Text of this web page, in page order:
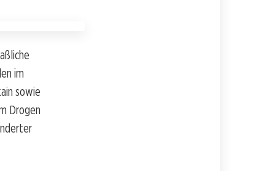
im
sowie
Drogen